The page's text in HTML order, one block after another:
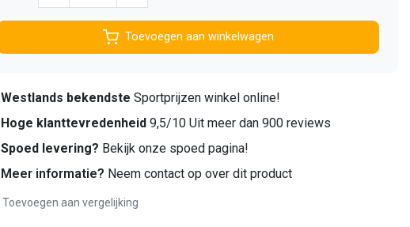
Toevoegen aan winkelwagen
Westlands bekendste Sportprijzen winkel online!
Hoge klanttevredenheid 9,5/10 Uit meer dan 900 reviews
Spoed levering? Bekijk onze spoed pagina!
Meer informatie? Neem contact op over dit product
Toevoegen aan vergelijking